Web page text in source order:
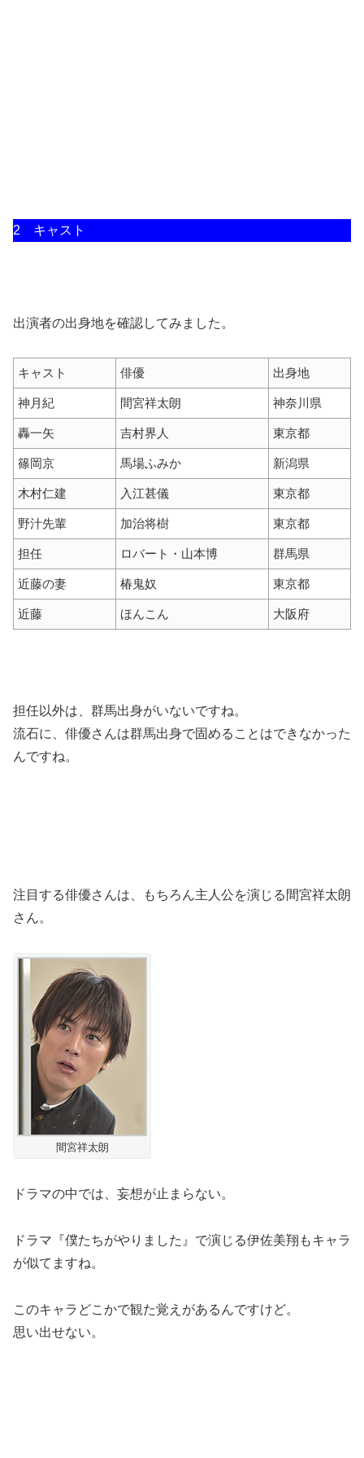
2 キャスト
出演者の出身地を確認してみました。
キャスト 俳優 出身地
神月紀 間宮祥太朗 神奈川県
轟一矢 吉村界人 東京都
篠岡京 馬場ふみか 新潟県
木村仁建 入江甚儀 東京都
野汁先輩 加治将樹 東京都
担任 ロバート・山本博 群馬県
近藤の妻 椿鬼奴 東京都
近藤 ほんこん 大阪府
担任以外は、群馬出身がいないですね。
流石に、俳優さんは群馬出身で固めることはできなかった
んですね。
注目する俳優さんは、もちろん主人公を演じる間宮祥太朗
さん。
間宮祥太朗
ドラマの中では、妄想が止まらない。
ドラマ『僕たちがやりました』で演じる伊佐美翔もキャラ
が似てますね。
このキャラどこかで観た覚えがあるんですけど。
思い出せない。